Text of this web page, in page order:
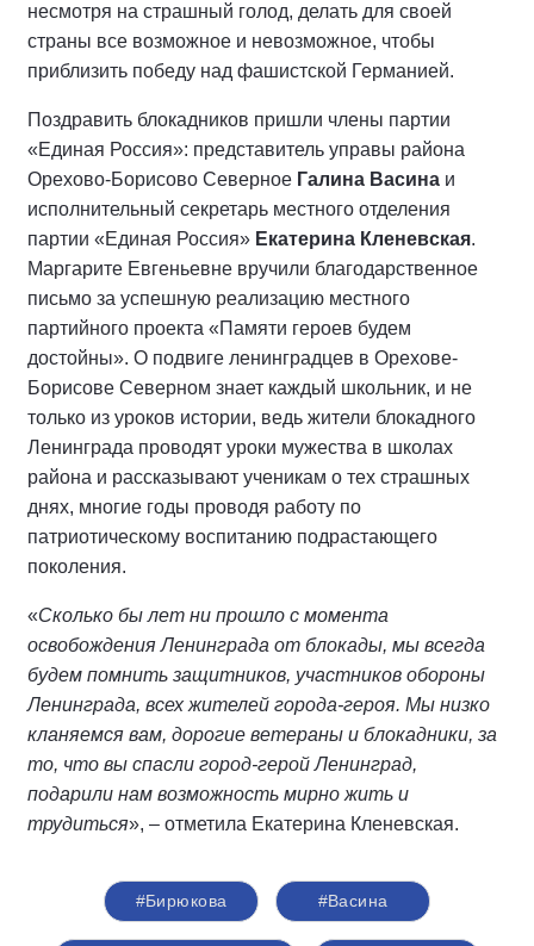
несмотря на страшный голод, делать для своей
страны все возможное и невозможное, чтобы
приблизить победу над фашистской Германией.
Поздравить блокадников пришли члены партии
«Единая Россия»: представитель управы района
Орехово-Борисово Северное Галина Васина и
исполнительный секретарь местного отделения
партии «Единая Россия» Екатерина Кленевская.
Маргарите Евгеньевне вручили благодарственное
письмо за успешную реализацию местного
партийного проекта «Памяти героев будем
достойны». О подвиге ленинградцев в Орехове-
Борисове Северном знает каждый школьник, и не
только из уроков истории, ведь жители блокадного
Ленинграда проводят уроки мужества в школах
района и рассказывают ученикам о тех страшных
днях, многие годы проводя работу по
патриотическому воспитанию подрастающего
поколения.
«Сколько бы лет ни прошло с момента
освобождения Ленинграда от блокады, мы всегда
будем помнить защитников, участников обороны
Ленинграда, всех жителей города-героя. Мы низко
кланяемся вам, дорогие ветераны и блокадники, за
то, что вы спасли город-герой Ленинград,
подарили нам возможность мирно жить и
трудиться», – отметила Екатерина Кленевская.
#Бирюкова #Васина